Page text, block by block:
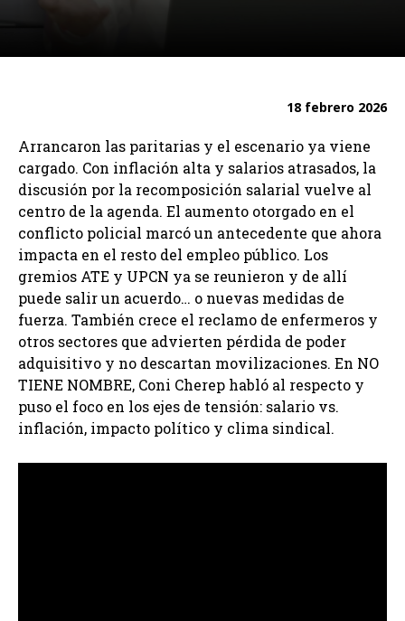
18 febrero 2026
Arrancaron las paritarias y el escenario ya viene
cargado. Con inflación alta y salarios atrasados, la
discusión por la recomposición salarial vuelve al
centro de la agenda. El aumento otorgado en el
conflicto policial marcó un antecedente que ahora
impacta en el resto del empleo público. Los
gremios ATE y UPCN ya se reunieron y de allí
puede salir un acuerdo… o nuevas medidas de
fuerza. También crece el reclamo de enfermeros y
otros sectores que advierten pérdida de poder
adquisitivo y no descartan movilizaciones. En NO
TIENE NOMBRE, Coni Cherep habló al respecto y
puso el foco en los ejes de tensión: salario vs.
inflación, impacto político y clima sindical.